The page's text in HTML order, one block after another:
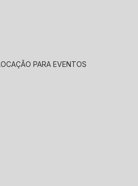
LOCAÇÃO PARA EVENTOS